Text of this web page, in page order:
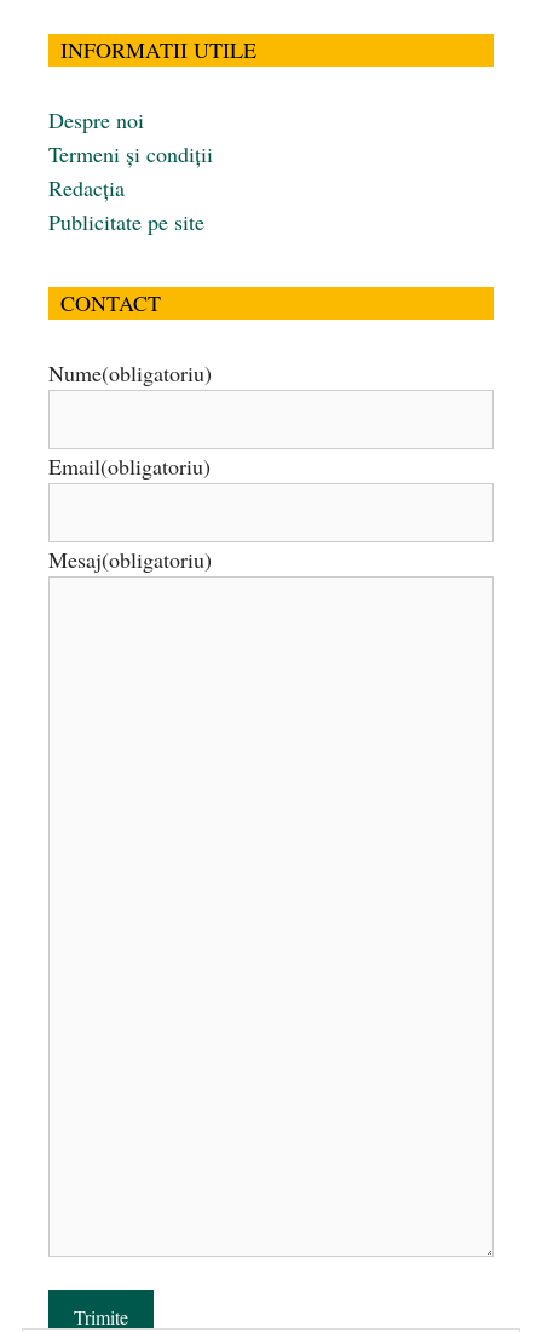
INFORMATII UTILE
Despre noi
Termeni și condiții
Redacția
Publicitate pe site
CONTACT
Nume(obligatoriu)
Email(obligatoriu)
Mesaj(obligatoriu)
Trimite